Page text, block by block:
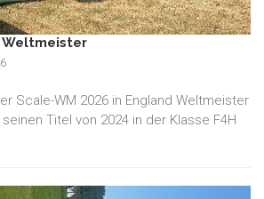
Weltmeister
Scale-WM 2026 in England Weltmeister
Titel von 2024 in der Klasse F4H